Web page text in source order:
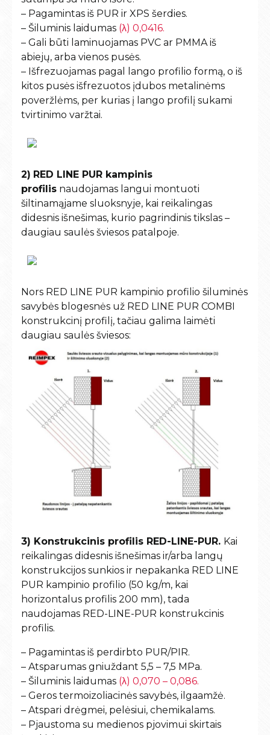
– Pagamintas iš PUR ir XPS šerdies.
– Šiluminis laidumas (λ) 0,0416.
– Gali būti laminuojamas PVC ar PMMA iš
abiejų, arba vienos pusės.
– Išfrezuojamas pagal lango profilio formą, o iš
kitos pusės išfrezuotos įdubos metalinėms
poveržlėms, per kurias į lango profilį sukami
tvirtinimo varžtai.
2) RED LINE PUR kampinis
profilis naudojamas langui montuoti
šiltinamąjame sluoksnyje, kai reikalingas
didesnis išnešimas, kurio pagrindinis tikslas –
daugiau saulės šviesos patalpoje.
Nors RED LINE PUR kampinio profilio šiluminės
savybės blogesnės už RED LINE PUR COMBI
konstrukcinį profilį, tačiau galima laimėti
daugiau saulės šviesos:
3) Konstrukcinis profilis RED-LINE-PUR. Kai
reikalingas didesnis išnešimas ir/arba langų
konstrukcijos sunkios ir nepakanka RED LINE
PUR kampinio profilio (50 kg/m, kai
horizontalus profilis 200 mm), tada
naudojamas RED-LINE-PUR konstrukcinis
profilis.
– Pagamintas iš perdirbto PUR/PIR.
– Atsparumas gniuždant 5,5 – 7,5 MPa.
– Šiluminis laidumas (λ) 0,070 – 0,086.
– Geros termoizoliacinės savybės, ilgaamžė.
– Atspari drėgmei, pelėsiui, chemikalams.
– Pjaustoma su medienos pjovimui skirtais